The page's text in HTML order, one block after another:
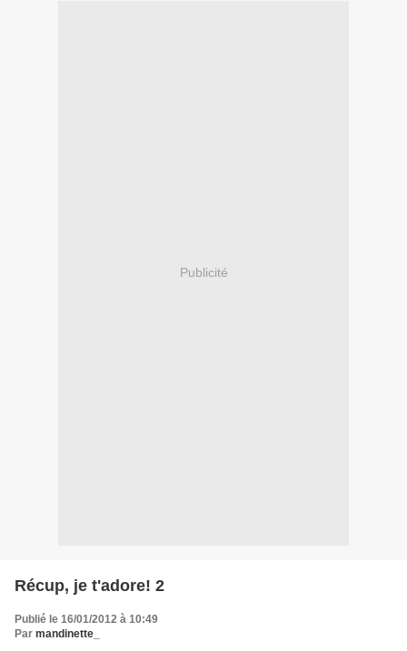
Publicité
Récup, je t'adore! 2
Publié le 16/01/2012 à 10:49
Par mandinette_